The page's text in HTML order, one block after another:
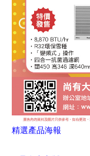
精選產品海報